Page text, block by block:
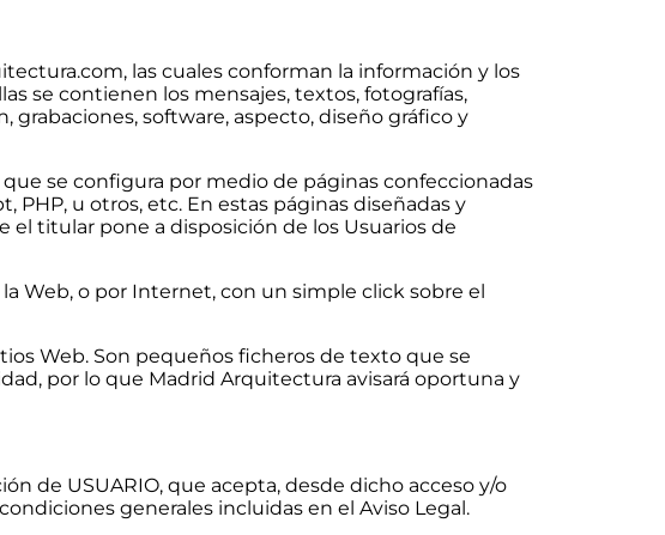
las cuales conforman la información y los
se contienen los mensajes, textos, fotografías,
grabaciones, software, aspecto, diseño gráfico y
se configura por medio de páginas confeccionadas
PHP, u otros, etc. En estas páginas diseñadas y
titular pone a disposición de los Usuarios de
Web, o por Internet, con un simple click sobre el
Web. Son pequeños ficheros de texto que se
por lo que Madrid Arquitectura avisará oportuna y
de USUARIO, que acepta, desde dicho acceso y/o
generales incluidas en el Aviso Legal.